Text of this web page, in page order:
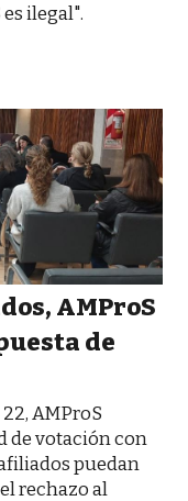
ilegal".
AMProS
de
AMProS
de votación con
puedan
rechazo al